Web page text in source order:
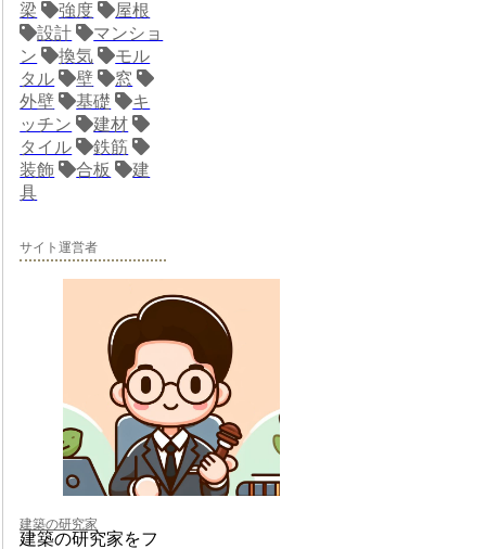
梁
強度
屋根
設計
マンショ
ン
換気
モル
タル
壁
窓
外壁
基礎
キ
ッチン
建材
タイル
鉄筋
装飾
合板
建
具
サイト運営者
建築の研究家
建築の研究家をフ